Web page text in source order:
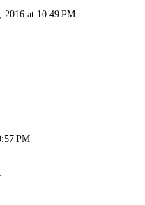
2016 at 10:49 PM
PM